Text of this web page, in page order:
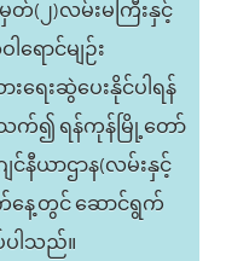
တ်(၂)လမ်းမကြီးနှင့်
ောင်မျဉ်း
ရေးဆွဲပေးနိုင်ပါရန်
သက်၍ ရန်ကုန်မြို့တော်
နီယာဌာန(လမ်းနှင့်
က်နေ့တွင် ဆောင်ရွက်
ပ်ပါသည်။